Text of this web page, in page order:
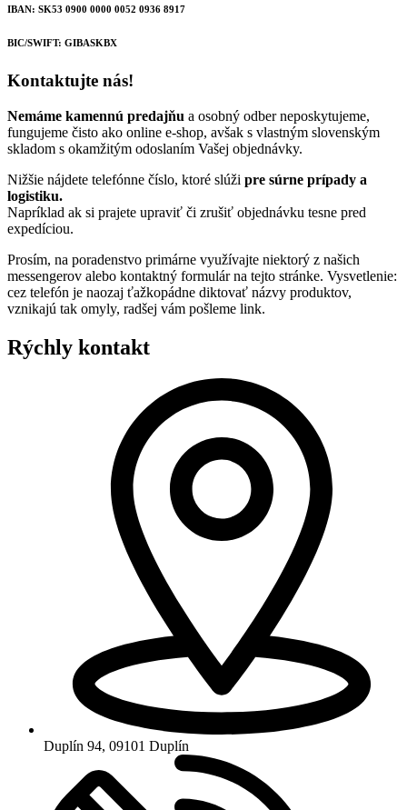
IBAN: SK53 0900 0000 0052 0936 8917
BIC/SWIFT: GIBASKBX
Kontaktujte nás!
Nemáme kamennú predajňu a osobný odber neposkytujeme,
fungujeme čisto ako online e-shop, avšak s vlastným slovenským
skladom s okamžitým odoslaním Vašej objednávky.
Nižšie nájdete telefónne číslo, ktoré slúži pre súrne prípady a
logistiku.
Napríklad ak si prajete upraviť či zrušiť objednávku tesne pred
expedíciou.
Prosím, na poradenstvo primárne využívajte niektorý z našich
messengerov alebo kontaktný formulár na tejto stránke. Vysvetlenie:
cez telefón je naozaj ťažkopádne diktovať názvy produktov,
vznikajú tak omyly, radšej vám pošleme link.
Rýchly kontakt
Duplín 94, 09101 Duplín